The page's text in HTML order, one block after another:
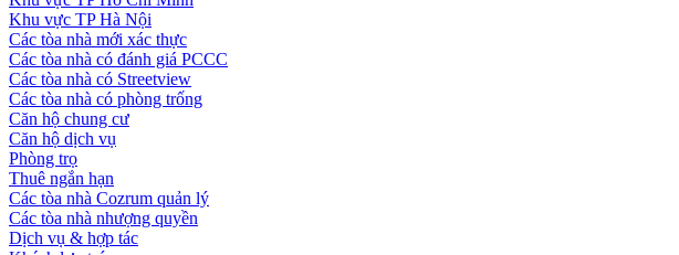
Khu vực TP Hà Nội
Các tòa nhà mới xác thực
Các tòa nhà có đánh giá PCCC
Các tòa nhà có Streetview
Các tòa nhà có phòng trống
Căn hộ chung cư
Căn hộ dịch vụ
Phòng trọ
Thuê ngắn hạn
Các tòa nhà Cozrum quản lý
Các tòa nhà nhượng quyền
Dịch vụ & hợp tác